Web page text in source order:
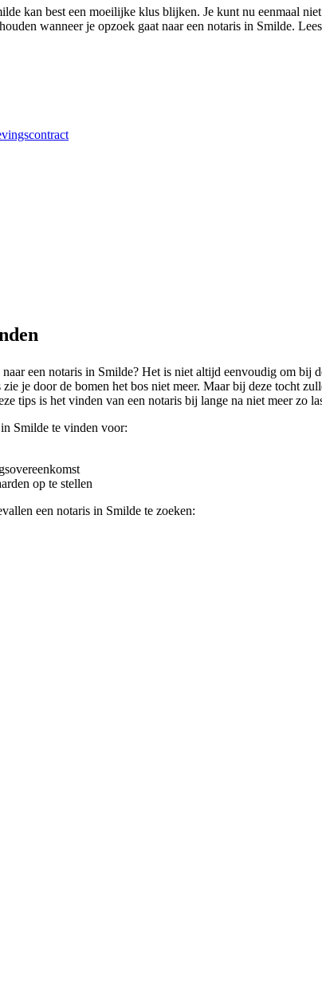
kan best een moeilijke klus blijken. Je kunt nu eenmaal
wanneer je opzoek gaat naar een notaris in Smilde.
een notaris in Smilde? Het is niet altijd eenvoudig om
zie je door de bomen het bos niet meer. Maar bij deze tocht
tips is het vinden van een notaris bij lange na niet meer zo
Smilde te vinden voor:
op te stellen
een notaris in Smilde te zoeken: